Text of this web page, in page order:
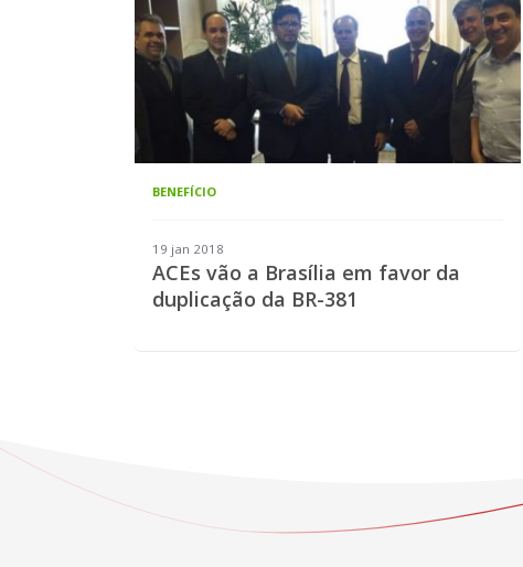
BENEFÍCIO
19 jan 2018
ACEs vão a Brasília em favor da
duplicação da BR-381